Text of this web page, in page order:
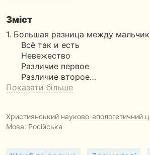
Зміст
1. Большая разница между
Всё так и есть
Невежество
Различие первое
Различие второе…
Показати більше
Християнський науково-апологетичний
Мова: Російська